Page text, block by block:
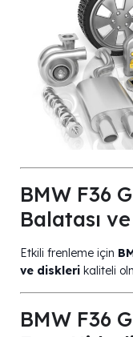
BMW F36
Balatası
Etkili frenleme için
ve diskleri kaliteli
BMW F36